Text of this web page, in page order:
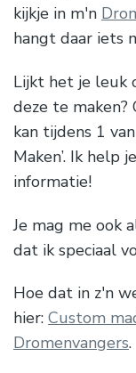
kijkje in m'n
hangt daar iets
Lijkt het je leuk
deze te maken?
kan tijdens 1
Maken’. Ik help
informatie!
Je mag me ook
dat ik speciaal
Hoe dat in z'n
hier: Custom
Dromenvangers.